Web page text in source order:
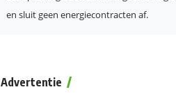
en sluit geen energiecontracten af.
Advertentie